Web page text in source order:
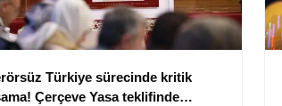
Türkiye sürecinde kritik
Çerçeve Yasa teklifinde